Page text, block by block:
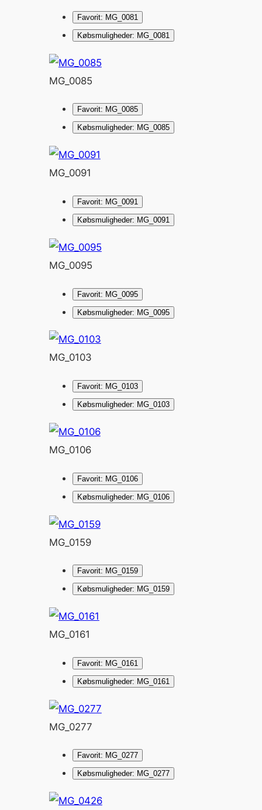
Favorit: MG_0081
Købsmuligheder: MG_0081
MG_0085
Favorit: MG_0085
Købsmuligheder: MG_0085
MG_0091
Favorit: MG_0091
Købsmuligheder: MG_0091
MG_0095
Favorit: MG_0095
Købsmuligheder: MG_0095
MG_0103
Favorit: MG_0103
Købsmuligheder: MG_0103
MG_0106
Favorit: MG_0106
Købsmuligheder: MG_0106
MG_0159
Favorit: MG_0159
Købsmuligheder: MG_0159
MG_0161
Favorit: MG_0161
Købsmuligheder: MG_0161
MG_0277
Favorit: MG_0277
Købsmuligheder: MG_0277